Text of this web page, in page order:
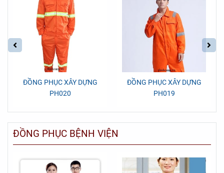
ĐỒNG PHỤC XÂY DỰNG
PH020
ĐỒNG PHỤC XÂY DỰNG
PH019
ĐỒNG PHỤC BỆNH VIỆN